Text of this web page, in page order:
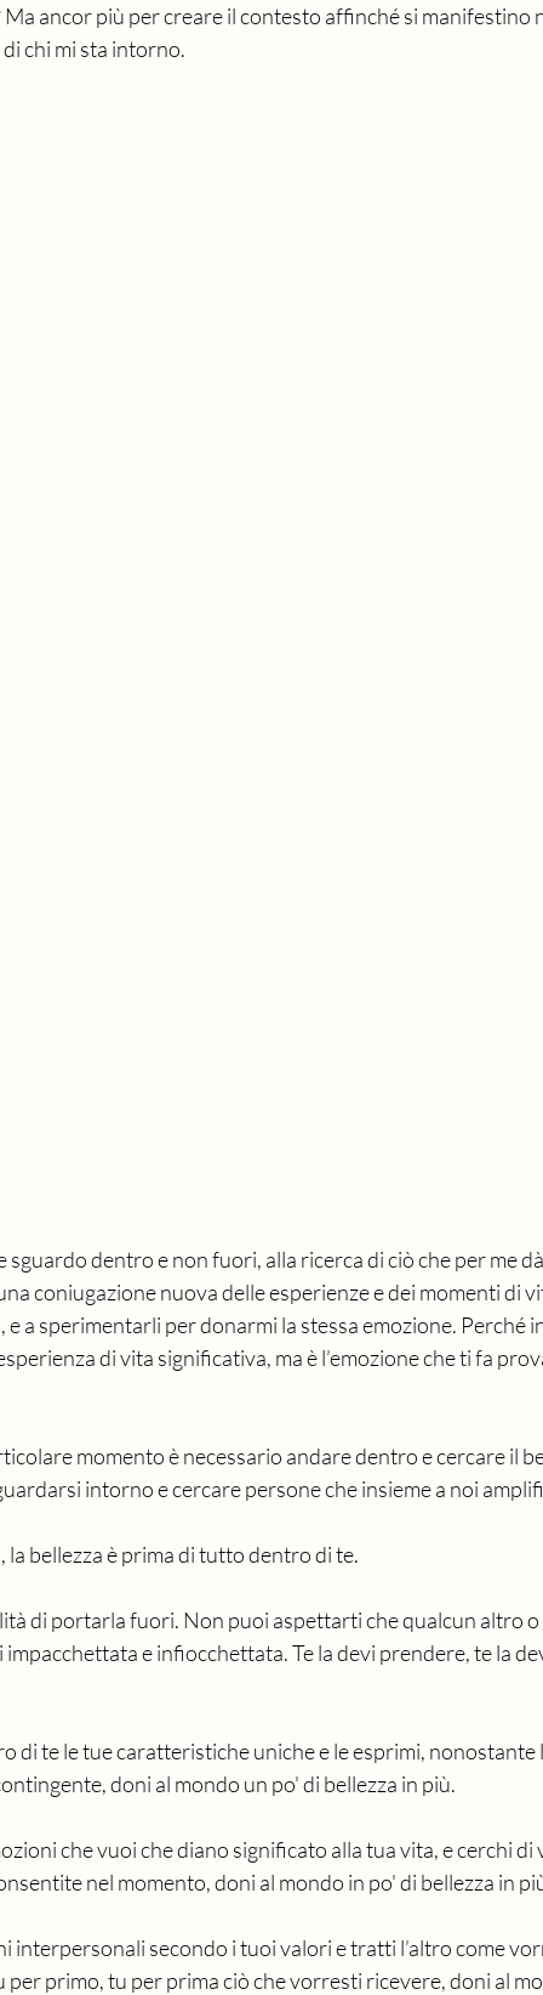
Ma ancor più per creare il contesto affinché si manifestino
chi mi sta intorno.
dentro e non fuori, alla ricerca di ciò che per me
coniugazione nuova delle esperienze e dei momenti di
a sperimentarli per donarmi la stessa emozione. Perché
di vita significativa, ma è l’emozione che ti fa
momento è necessario andare dentro e cercare il
intorno e cercare persone che insieme a noi
la bellezza è prima di tutto dentro di te.
di portarla fuori. Non puoi aspettarti che qualcun altro
e infiocchettata. Te la devi prendere, te la
di te le tue caratteristiche uniche e le esprimi,
doni al mondo un po' di bellezza in più.
che vuoi che diano significato alla tua vita, e cerchi di
nel momento, doni al mondo in po' di bellezza in
interpersonali secondo i tuoi valori e tratti l’altro come
primo, tu per prima ciò che vorresti ricevere, doni al